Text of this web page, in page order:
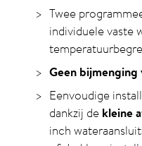
Twee
individuele vaste
Geen
Eenvoudige
dankzij de kleine
inch